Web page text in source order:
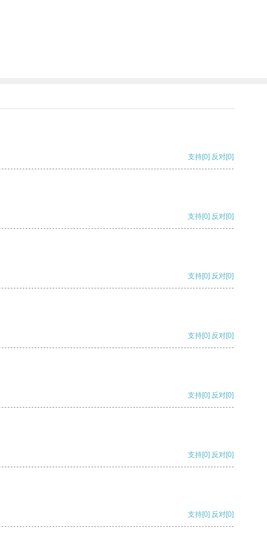
支持[0] 反对[0]
支持[0] 反对[0]
支持[0] 反对[0]
支持[0] 反对[0]
支持[0] 反对[0]
支持[0] 反对[0]
支持[0] 反对[0]